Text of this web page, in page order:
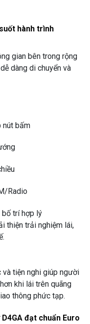
hành trình
gian bên trong rộng
dàng di chuyển và
nút bấm
Radio
bố trí hợp lý
thiện trải nghiệm lái,
tiện nghi giúp người
khi lái trên quãng
thông phức tạp.
đạt chuẩn Euro